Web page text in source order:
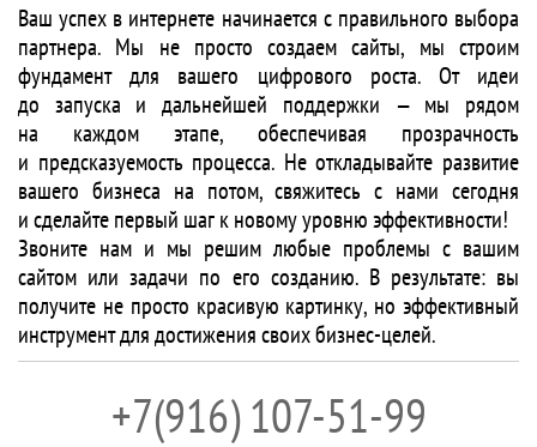
Ваш успех в интернете начинается с правильного выбора
партнера. Мы не просто создаем сайты, мы строим
фундамент для вашего цифрового роста. От идеи
до запуска и дальнейшей поддержки — мы рядом
на каждом этапе, обеспечивая прозрачность
и предсказуемость процесса. Не откладывайте развитие
вашего бизнеса на потом, свяжитесь с нами сегодня
и сделайте первый шаг к новому уровню эффективности!
Звоните нам и мы решим любые проблемы с вашим
сайтом или задачи по его созданию. В результате: вы
получите не просто красивую картинку, но эффективный
инструмент для достижения своих бизнес-целей.
+7(916) 107-51-99